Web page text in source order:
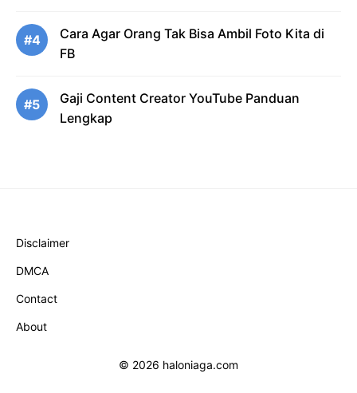
#4
Cara Agar Orang Tak Bisa Ambil Foto Kita di
FB
#5
Gaji Content Creator YouTube Panduan
Lengkap
Disclaimer
DMCA
Contact
About
© 2026 haloniaga.com